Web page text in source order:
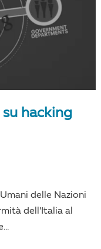
hacking
delle Nazioni
dell’Italia al